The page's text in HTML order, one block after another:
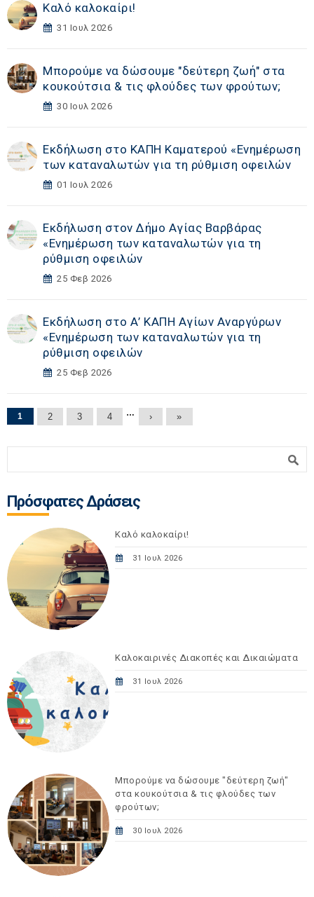
Καλό καλοκαίρι!
31 Ιουλ 2026
Μπορούμε να δώσουμε "δεύτερη ζωή" στα
κουκούτσια & τις φλούδες των φρούτων;
30 Ιουλ 2026
Εκδήλωση στο ΚΑΠΗ Καματερού «Eνημέρωση
των καταναλωτών για τη ρύθμιση οφειλών
01 Ιουλ 2026
Εκδήλωση στoν Δήμο Αγίας Βαρβάρας
«Eνημέρωση των καταναλωτών για τη
ρύθμιση οφειλών
25 Φεβ 2026
Εκδήλωση στο Α’ ΚΑΠΗ Αγίων Αναργύρων
«Eνημέρωση των καταναλωτών για τη
ρύθμιση οφειλών
25 Φεβ 2026
Σελίδες
1 2 3 4 … › »
Πρόσφατες Δράσεις
Καλό καλοκαίρι!
31 Ιουλ 2026
Καλοκαιρινές Διακοπές και Δικαιώματα
31 Ιουλ 2026
Μπορούμε να δώσουμε "δεύτερη ζωή"
στα κουκούτσια & τις φλούδες των
φρούτων;
30 Ιουλ 2026